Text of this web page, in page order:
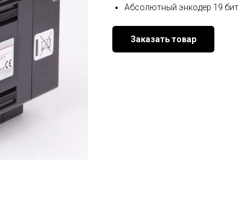
Абсолютный энкодер 19 бит
Заказать товар